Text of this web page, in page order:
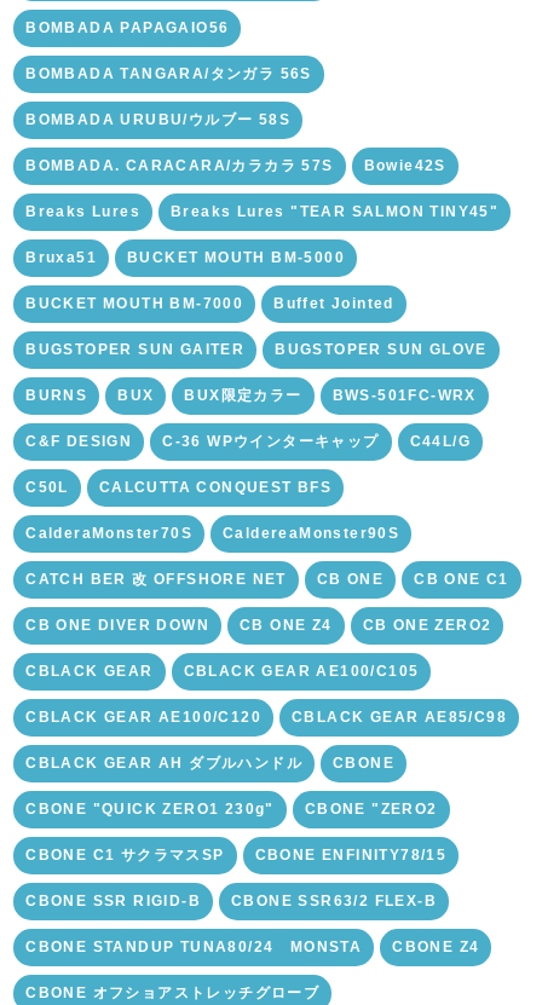
BOMBADA PAPAGAIO56
BOMBADA TANGARA/タンガラ 56S
BOMBADA URUBU/ウルブー 58S
BOMBADA. CARACARA/カラカラ 57S Bowie42S
Breaks Lures Breaks Lures "TEAR SALMON TINY45"
Bruxa51 BUCKET MOUTH BM-5000
BUCKET MOUTH BM-7000 Buffet Jointed
BUGSTOPER SUN GAITER BUGSTOPER SUN GLOVE
BURNS BUX BUX限定カラー BWS-501FC-WRX
C&F DESIGN C-36 WPウインターキャップ C44L/G
C50L CALCUTTA CONQUEST BFS
CalderaMonster70S CaldereaMonster90S
CATCH BER 改 OFFSHORE NET CB ONE CB ONE C1
CB ONE DIVER DOWN CB ONE Z4 CB ONE ZERO2
CBLACK GEAR CBLACK GEAR AE100/C105
CBLACK GEAR AE100/C120 CBLACK GEAR AE85/C98
CBLACK GEAR AH ダブルハンドル CBONE
CBONE "QUICK ZERO1 230g" CBONE "ZERO2
CBONE C1 サクラマスSP CBONE ENFINITY78/15
CBONE SSR RIGID-B CBONE SSR63/2 FLEX-B
CBONE STANDUP TUNA80/24 MONSTA CBONE Z4
CBONE オフショアストレッチグローブ